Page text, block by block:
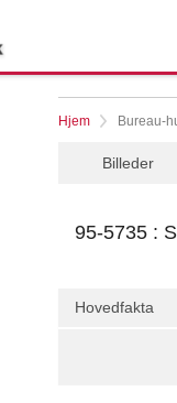
Hjem Bureau-
Billeder
95-5735 :
Hovedfakta